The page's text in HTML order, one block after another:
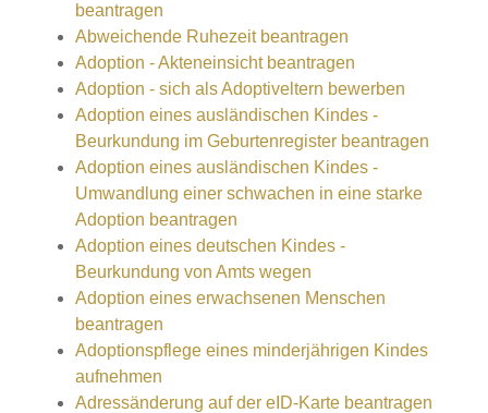
beantragen
Abweichende Ruhezeit beantragen
Adoption - Akteneinsicht beantragen
Adoption - sich als Adoptiveltern bewerben
Adoption eines ausländischen Kindes -
Beurkundung im Geburtenregister beantragen
Adoption eines ausländischen Kindes -
Umwandlung einer schwachen in eine starke
Adoption beantragen
Adoption eines deutschen Kindes -
Beurkundung von Amts wegen
Adoption eines erwachsenen Menschen
beantragen
Adoptionspflege eines minderjährigen Kindes
aufnehmen
Adressänderung auf der eID-Karte beantragen